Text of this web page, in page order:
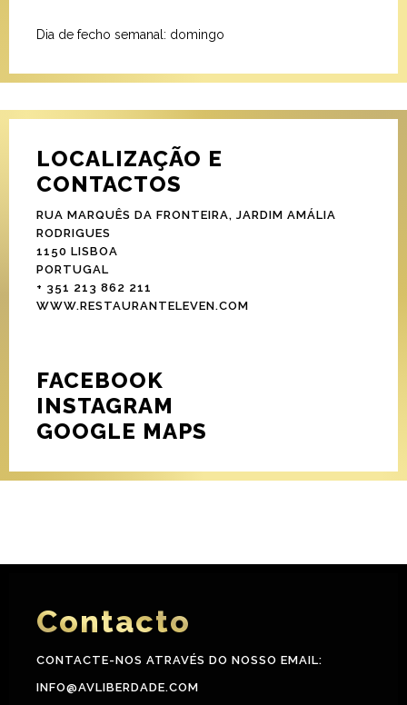
Dia de fecho semanal: domingo
LOCALIZAÇÃO E
CONTACTOS
RUA MARQUÊS DA FRONTEIRA, JARDIM AMÁLIA
RODRIGUES
1150 LISBOA
PORTUGAL
+ 351 213 862 211
WWW.RESTAURANTELEVEN.COM
FACEBOOK
INSTAGRAM
GOOGLE MAPS
Contacto
CONTACTE-NOS ATRAVÉS DO NOSSO EMAIL:
INFO@AVLIBERDADE.COM